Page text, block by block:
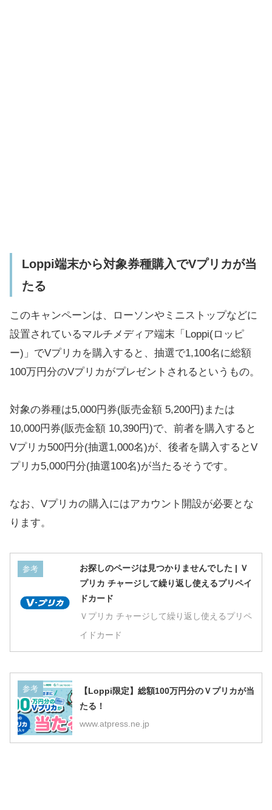
Loppi端末から対象券種購入でVプリカが当
たる
このキャンペーンは、ローソンやミニストップなどに
設置されているマルチメディア端末「Loppi(ロッピ
ー)」でVプリカを購入すると、抽選で1,100名に総額
100万円分のVプリカがプレゼントされるというもの。
対象の券種は5,000円券(販売金額 5,200円)または
10,000円券(販売金額 10,390円)で、前者を購入すると
Vプリカ500円分(抽選1,000名)が、後者を購入するとV
プリカ5,000円分(抽選100名)が当たるそうです。
なお、Vプリカの購入にはアカウント開設が必要とな
ります。
参考
お探しのページは見つかりませんでした | Ｖ
プリカ チャージして繰り返し使えるプリペイ
ドカード
Ｖプリカ チャージして繰り返し使えるプリペ
イドカード
参考
【Loppi限定】総額100万円分のＶプリカが当
たる！
www.atpress.ne.jp